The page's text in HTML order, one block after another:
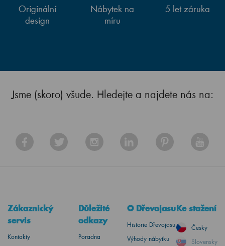
Originální
design
Nábytek na
míru
5 let záruka
Jsme (skoro) všude. Hledejte a najdete nás na:
Zákaznický
servis
Kontakty
Důležité
odkazy
Poradna
O Dřevojasu
Historie Dřevojasu
Výhody nábytku
Ke stažení
Česky
Slovensky